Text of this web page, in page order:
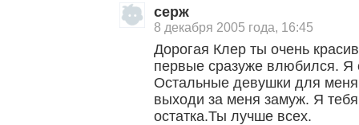
серж
8 декабря 2005 года, 16:45
Дорогая Клер ты очень
первые сразуже влюбился. Я
Остальные девушки для
выходи за меня замуж. Я
остатка.Ты лучше всех.